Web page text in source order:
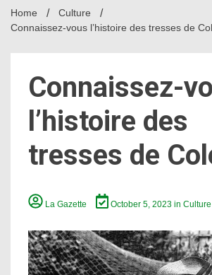
Home
Culture
Connaissez-vous l’histoire des tresses de
Connaissez-
l’histoire des
tresses de
La Gazette October 5, 2023inCulture